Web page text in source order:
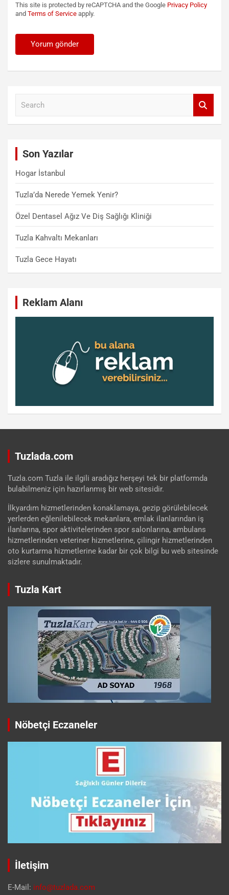
This site is protected by reCAPTCHA and the Google Privacy Policy
and Terms of Service apply.
Son Yazılar
Hogar İstanbul
Tuzla’da Nerede Yemek Yenir?
Özel Dentasel Ağız Ve Diş Sağlığı Kliniği
Tuzla Kahvaltı Mekanları
Tuzla Gece Hayatı
Reklam Alanı
Tuzlada.com
Tuzla.com Tuzla ile ilgili aradığız herşeyi tek bir platformda
bulabilmeniz için hazırlanmış bir web sitesidir.
İlkyardım hizmetlerinden konaklamaya, gezip görülebilecek
yerlerden eğlenilebilecek mekanlara, emlak ilanlarından iş
ilanlarına, spor aktivitelerinden spor salonlarına, ambulans
hizmetlerinden veteriner hizmetlerine, çilingir hizmetlerinden
oto kurtarma hizmetlerine kadar bir çok bilgi bu web sitesinde
sizlere sunulmaktadır.
Tuzla Kart
Nöbetçi Eczaneler
İletişim
E-Mail: info@tuzlada.com